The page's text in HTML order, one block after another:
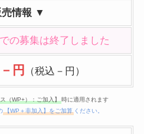
情報 ▼
の募集は終了しました
－円 （税込－円）
（WP+）：ご加入】
時に適用されます
【WP＋非加入】をご加算 ください。